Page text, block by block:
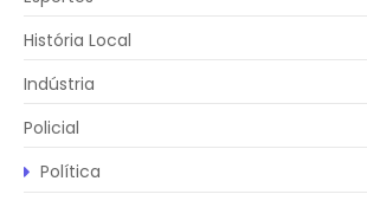
História Local
Indústria
Policial
Política